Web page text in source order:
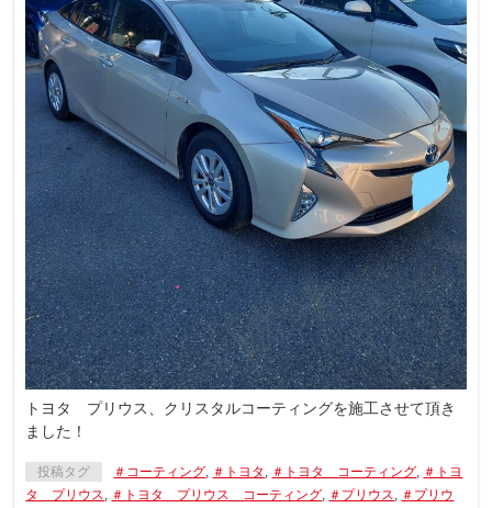
トヨタ プリウス、クリスタルコーティングを施工させて頂き
ました！
投稿タグ ＃コーティング, ＃トヨタ , ＃トヨタ コーティング, ＃トヨ
タ プリウス, ＃トヨタ プリウス コーティング, ＃プリウス, ＃プリウ